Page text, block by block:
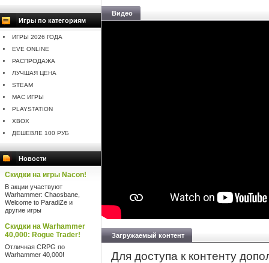
Игры по категориям
ИГРЫ 2026 ГОДА
EVE ONLINE
РАСПРОДАЖА
ЛУЧШАЯ ЦЕНА
STEAM
MAC ИГРЫ
PLAYSTATION
XBOX
ДЕШЕВЛЕ 100 РУБ
Новости
Скидки на игры Nacon!
В акции участвуют
Warhammer: Chaosbane,
Welcome to ParadiZe и
другие игры
Скидки на Warhammer
40,000: Rogue Trader!
Отличная CRPG по
Warhammer 40,000!
Видео
Загружаемый контент
Для доступа к контенту